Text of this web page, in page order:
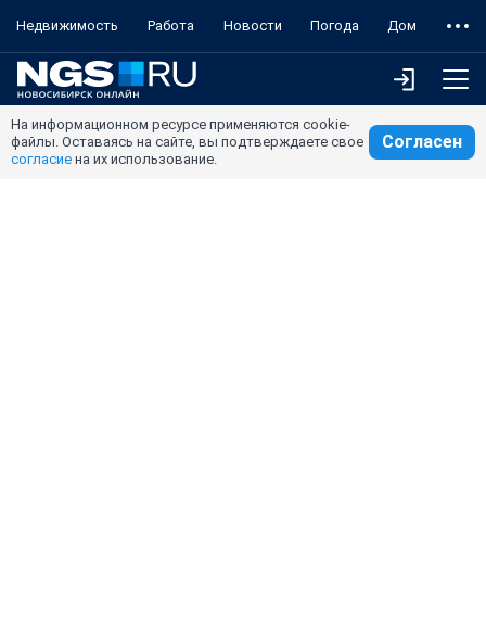
Недвижимость Работа Новости Погода Дом
На информационном ресурсе применяются cookie-
файлы. Оставаясь на сайте, вы подтверждаете свое
согласие на их использование.
Согласен